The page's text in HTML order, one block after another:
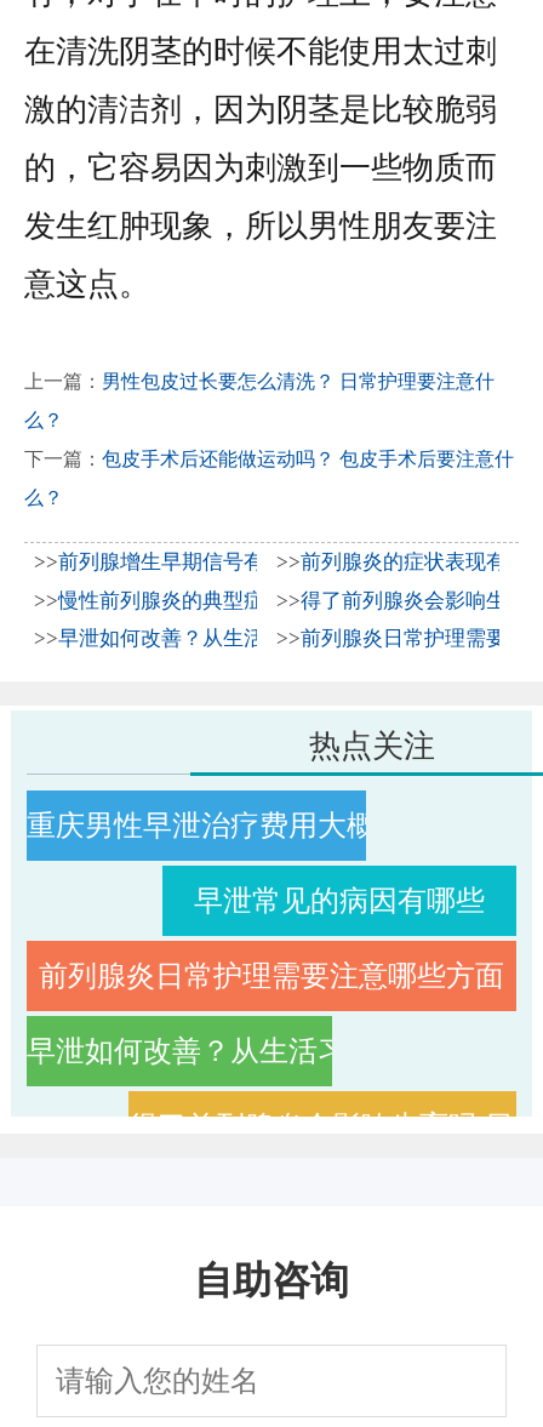
在清洗阴茎的时候不能使用太过刺
激的清洁剂，因为阴茎是比较脆弱
的，它容易因为刺激到一些物质而
发生红肿现象，所以男性朋友要注
意这点。
上一篇： 男性包皮过长要怎么清洗？ 日常护理要注意什
么？
下一篇： 包皮手术后还能做运动吗？ 包皮手术后要注意什
么？
>>前列腺增生早期信号有哪些？2026年科学防治与日常
>>前列腺炎的症状表现有哪
>>慢性前列腺炎的典型症状表现与2026年科学治疗方法
>>得了前列腺炎会影响生育
>>早泄如何改善？从生活习惯到科学治疗全解析
>>前列腺炎日常护理需要注
热点关注
重庆男性早泄治疗费用大概多少钱
早泄常见的病因有哪些
前列腺炎日常护理需要注意哪些方面
早泄如何改善？从生活习惯到科学治疗
得了前列腺炎会影响生育吗 日
前列腺炎的症状表现有哪
自助咨询